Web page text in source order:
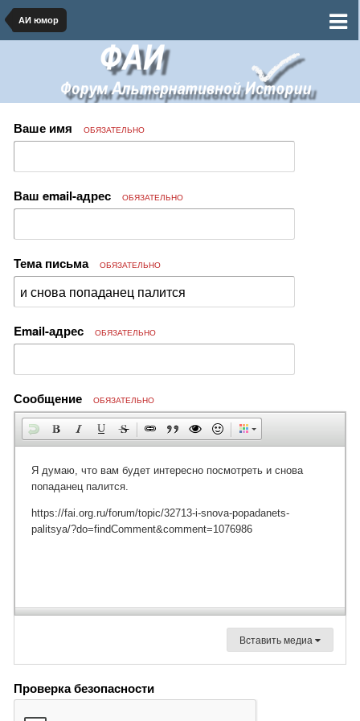
АИ юмор
Ваше имя ОБЯЗАТЕЛЬНО
Ваш email-адрес ОБЯЗАТЕЛЬНО
Тема письма ОБЯЗАТЕЛЬНО
Email-адрес ОБЯЗАТЕЛЬНО
Сообщение ОБЯЗАТЕЛЬНО
Вставить медиа
Проверка безопасности